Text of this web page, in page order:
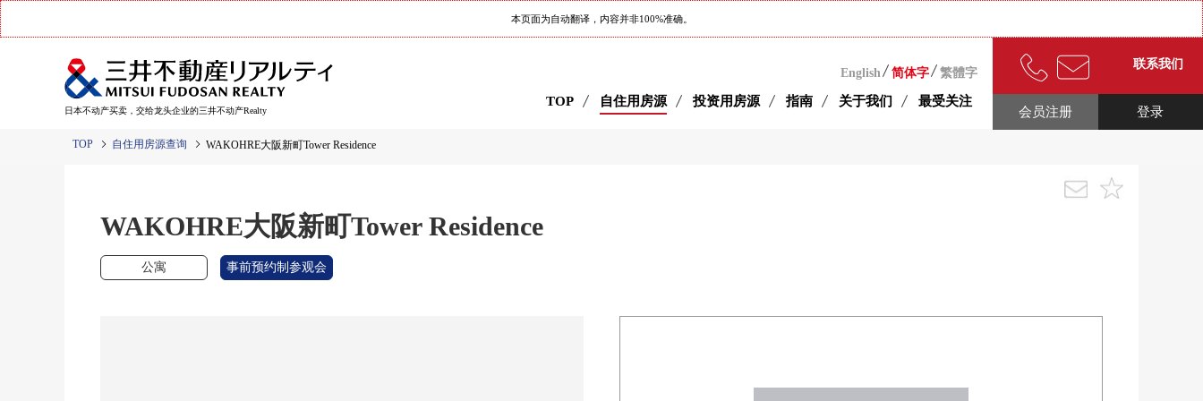
本页面为自动翻译，内容并非100%准确。
日本不动产买卖，交给龙头企业的三井不动产Realty
English 简体字 繁體字
TOP 自住用房源 投资用房源 指南 关于我们 最受关注
联系我们
登录
会员注册
TOP 自住用房源查询 WAKOHRE大阪新町Tower Residence
WAKOHRE大阪新町Tower Residence
公寓 事前预约制参观会